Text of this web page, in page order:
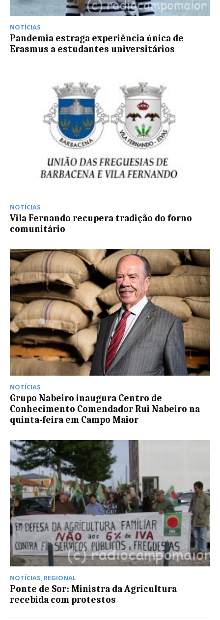
NOTÍCIAS
Pandemia estraga experiência única de
Erasmus a estudantes universitários
NOTÍCIAS
Vila Fernando recupera tradição do forno
comunitário
NOTÍCIAS
Grupo Nabeiro inaugura Centro de
Conhecimento Comendador Rui Nabeiro na
quinta-feira em Campo Maior
NOTÍCIAS, REGIONAL
Ponte de Sor: Ministra da Agricultura
recebida com protestos